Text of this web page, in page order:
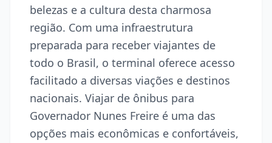
belezas e a cultura desta charmosa
região. Com uma infraestrutura
preparada para receber viajantes de
todo o Brasil, o terminal oferece acesso
facilitado a diversas viações e destinos
nacionais. Viajar de ônibus para
Governador Nunes Freire é uma das
opções mais econômicas e confortáveis,